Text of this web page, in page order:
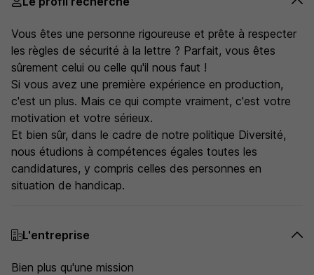
Vous êtes une personne rigoureuse et prête à respecter
les règles de sécurité à la lettre ? Parfait, vous êtes
sûrement celui ou celle qu'il nous faut !
Si vous avez une première expérience en production,
c'est un plus. Mais ce qui compte vraiment, c'est votre
motivation et votre sérieux.
Et bien sûr, dans le cadre de notre politique Diversité,
nous étudions à compétences égales toutes les
candidatures, y compris celles des personnes en
situation de handicap.
L'entreprise
Bien plus qu'une mission